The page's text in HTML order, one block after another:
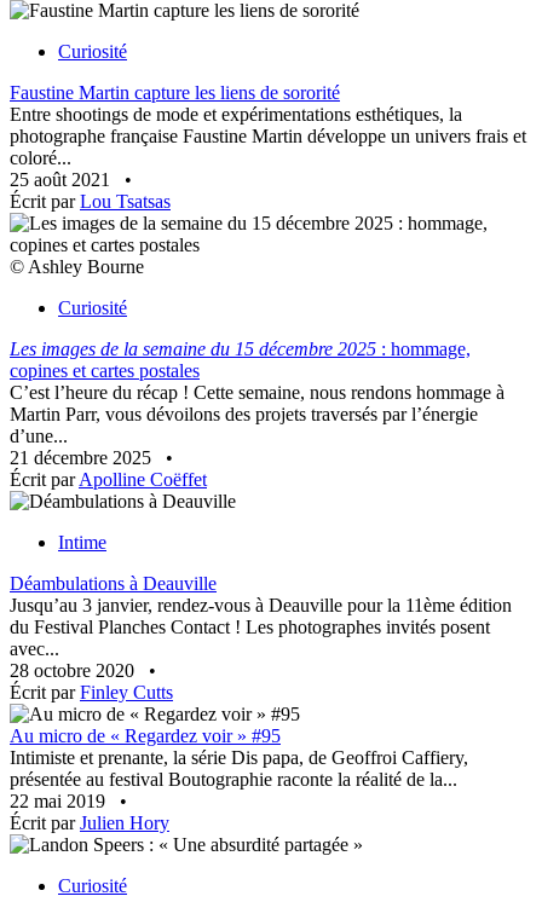
Curiosité
Faustine Martin capture les liens de sororité
Entre shootings de mode et expérimentations esthétiques, la
photographe française Faustine Martin développe un univers frais et
coloré...
25 août 2021
•
Écrit parLou Tsatsas
© Ashley Bourne
Curiosité
Les images de la semaine du 15 décembre 2025 : hommage,
copines et cartes postales
C’est l’heure du récap ! Cette semaine, nous rendons hommage à
Martin Parr, vous dévoilons des projets traversés par l’énergie
d’une...
21 décembre 2025
•
Écrit parApolline Coëffet
Intime
Déambulations à Deauville
Jusqu’au 3 janvier, rendez-vous à Deauville pour la 11ème édition
du Festival Planches Contact ! Les photographes invités posent
avec...
28 octobre 2020
•
Écrit parFinley Cutts
Au micro de « Regardez voir » #95
Intimiste et prenante, la série Dis papa, de Geoffroi Caffiery,
présentée au festival Boutographie raconte la réalité de la...
22 mai 2019
•
Écrit parJulien Hory
Curiosité